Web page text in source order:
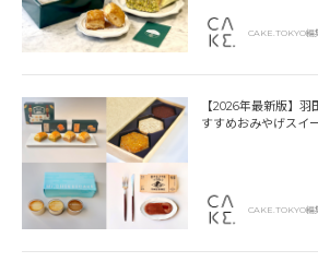
CAKE.TOKYO編
【2026年最新版】
すすめおみやげスイ
CAKE.TOKYO編